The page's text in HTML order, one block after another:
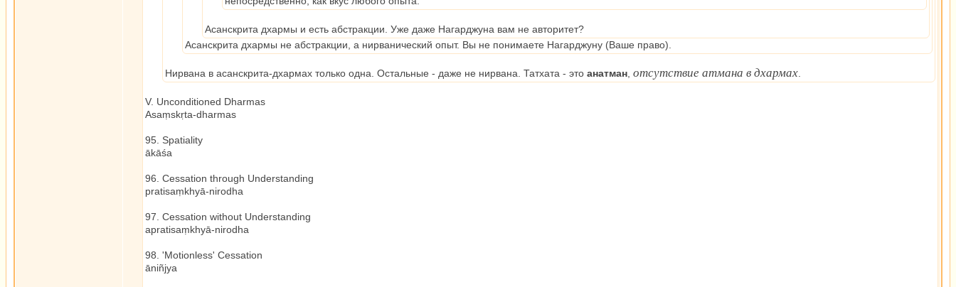
Асанскрита дхармы и есть абстракции. Уже даже Нагарджуна вам не авторитет?
Асанскрита дхармы не абстракции, а нирванический опыт. Вы не понимаете Нагарджуну (Ваше право).
Нирвана в асанскрита-дхармах только одна. Остальные - даже не нирвана. Татхата - это анатман отсутствие атмана в дхармах
V. Unconditioned Dharmas
Asaṃskṛta-dharmas
95. Spatiality
ākāśa
96. Cessation through Understanding
pratisaṃkhyā-nirodha
97. Cessation without Understanding
apratisaṃkhyā-nirodha
98. 'Motionless' Cessation
āniñjya